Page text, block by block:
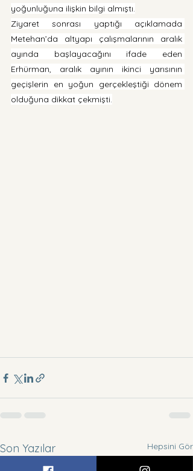
yoğunluğuna ilişkin bilgi almıştı.
Ziyaret sonrası yaptığı açıklamada
Metehan’da altyapı çalışmalarının aralık
ayında başlayacağını ifade eden
Erhürman, aralık ayının ikinci yarısının
geçişlerin en yoğun gerçekleştiği dönem
olduğuna dikkat çekmişti.
Son Yazılar Hepsini Gör